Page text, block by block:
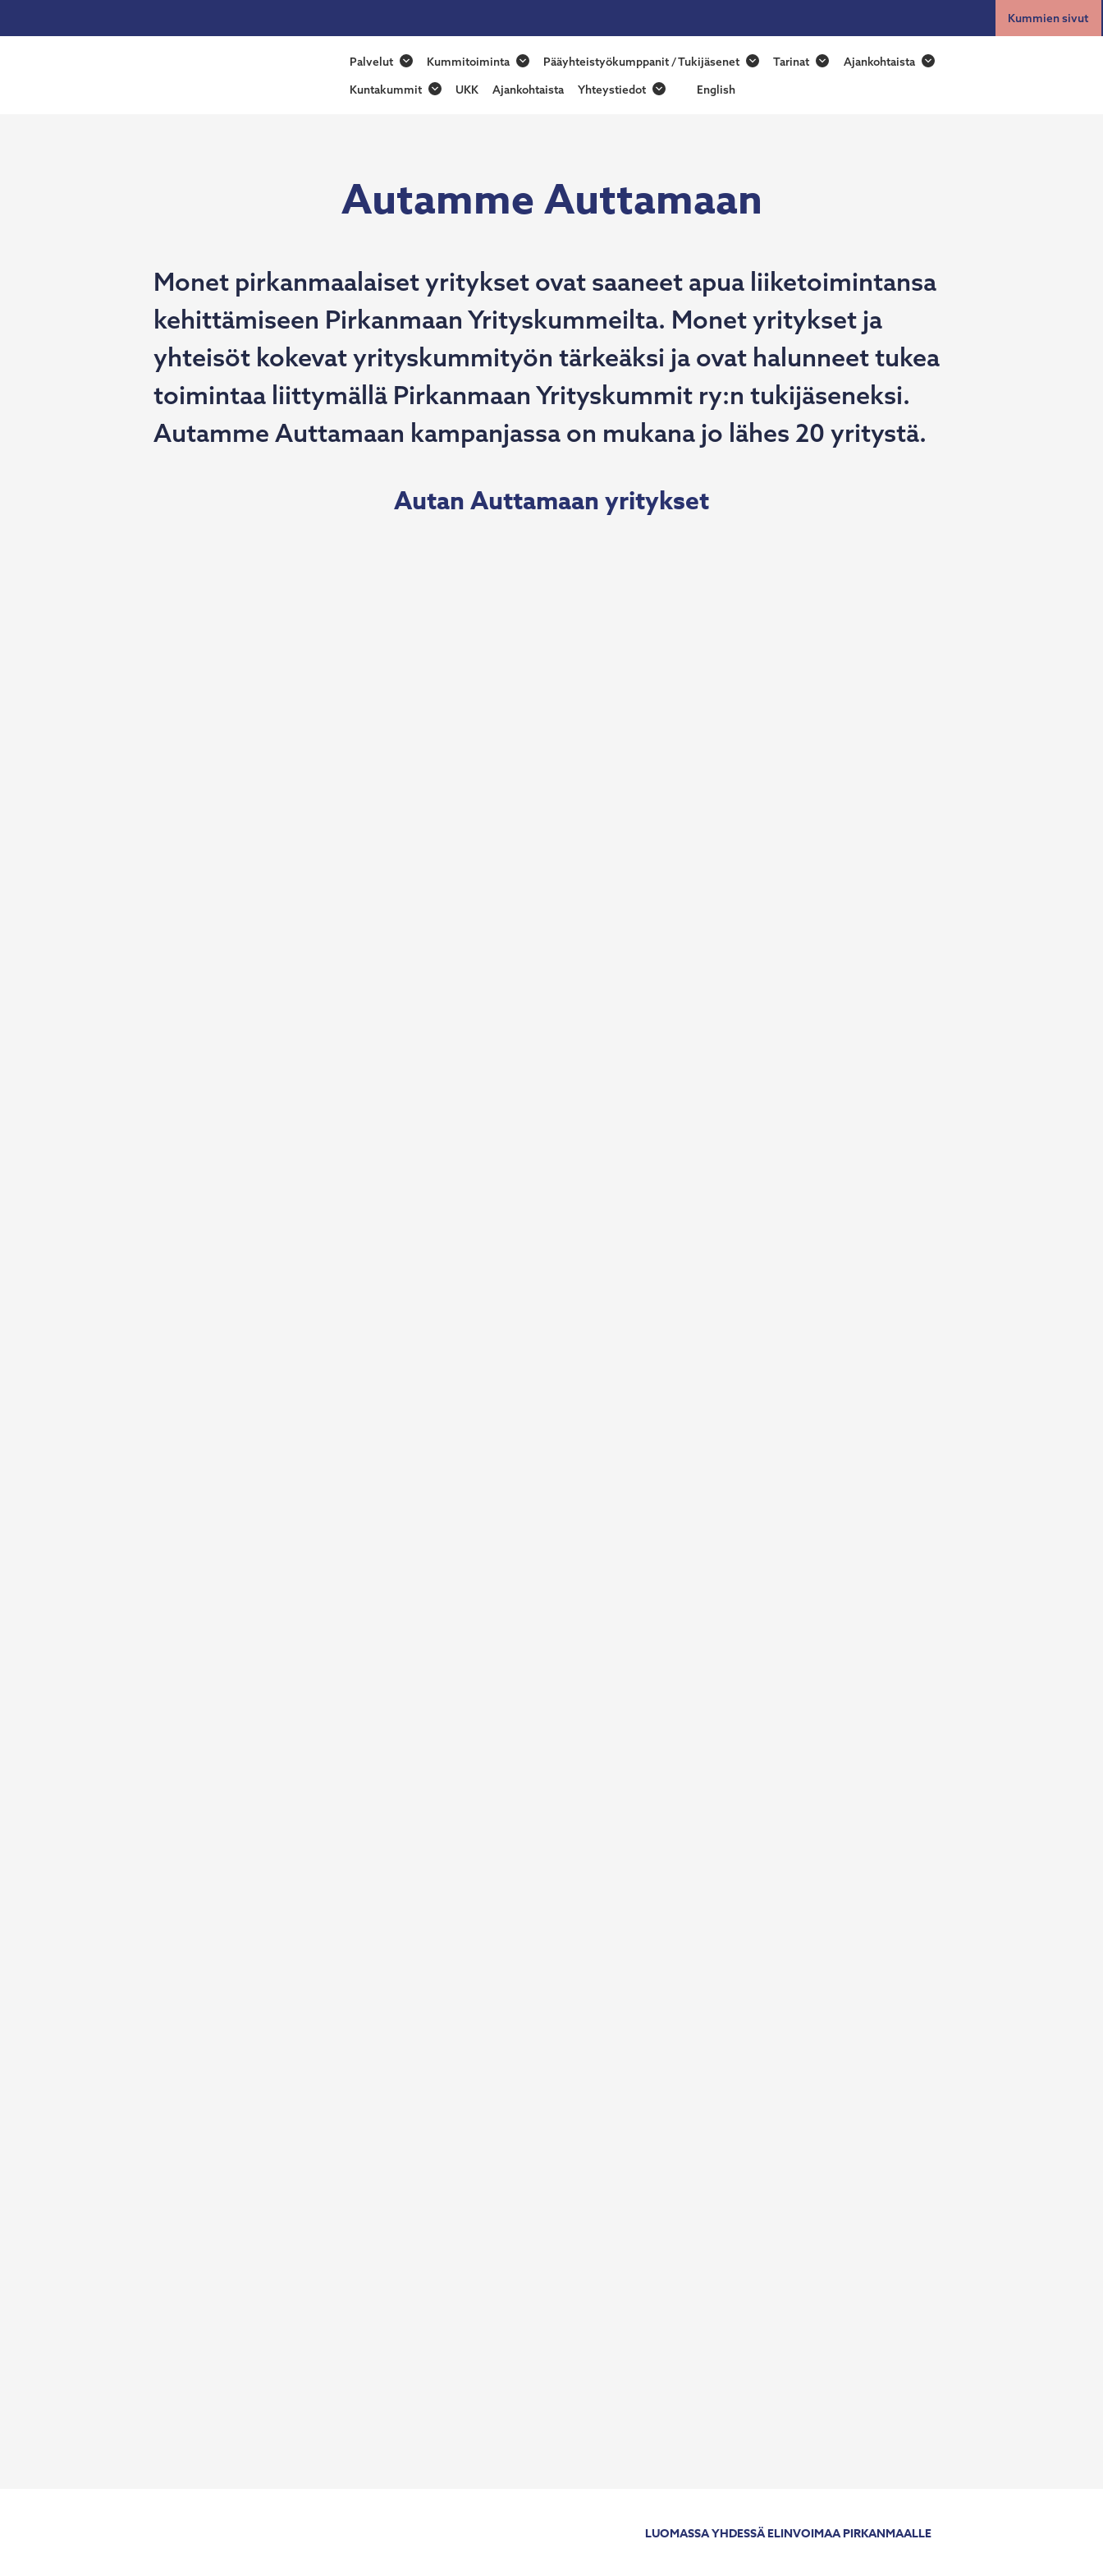
Pirkanmaan
Yrityskummit
Palvelut Kummitoiminta Pääyhteistyökumppanit / Tukijäsenet Tarinat
Ajankohtaista
Kuntakummit
UKK Ajankohtaista Yhteystiedot English
search
Kummien sivut
Autamme Auttamaan
Monet pirkanmaalaiset yritykset ovat saaneet apua liiketoimintansa
kehittämiseen Pirkanmaan Yrityskummeilta. Monet yritykset ja
yhteisöt kokevat yrityskummityön tärkeäksi ja ovat halunneet tukea
toimintaa liittymällä Pirkanmaan Yrityskummit ry:n tukijäseneksi.
Autamme Auttamaan kampanjassa on mukana jo lähes 20 yritystä.
Autan Auttamaan yritykset
LUOMASSA YHDESSÄ ELINVOIMAA PIRKANMAALLE